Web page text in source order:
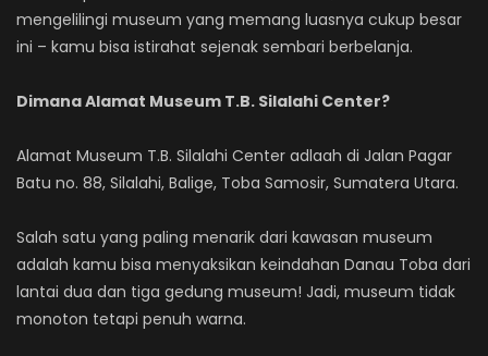
mengelilingi museum yang memang luasnya cukup besar
ini – kamu bisa istirahat sejenak sembari berbelanja.
Dimana Alamat Museum T.B. Silalahi Center?
Alamat Museum T.B. Silalahi Center adlaah di Jalan Pagar
Batu no. 88, Silalahi, Balige, Toba Samosir, Sumatera Utara.
Salah satu yang paling menarik dari kawasan museum
adalah kamu bisa menyaksikan keindahan Danau Toba dari
lantai dua dan tiga gedung museum! Jadi, museum tidak
monoton tetapi penuh warna.